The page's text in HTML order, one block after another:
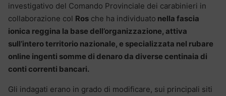
investigativo del Comando Provinciale dei carabinieri in
collaborazione col Ros che ha individuato nella fascia
ionica reggina la base dell’organizzazione, attiva
sull’intero territorio nazionale, e specializzata nel rubare
online ingenti somme di denaro da diverse centinaia di
conti correnti bancari.
Gli indagati erano in grado di modificare, sui principali siti